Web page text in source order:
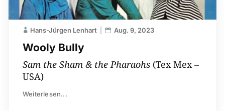
Wooly Bully
Hans-Jürgen Lenhart Aug. 9, 2023
Sam the Sham & the Pharaohs (Tex Mex –
USA)
Weiterlesen...